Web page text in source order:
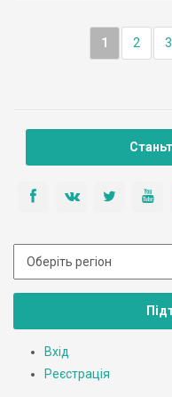
1 2 3
Вхід
Реєстрація